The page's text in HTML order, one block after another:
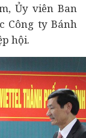
Ủy viên Ban
Công ty Bánh
hội.